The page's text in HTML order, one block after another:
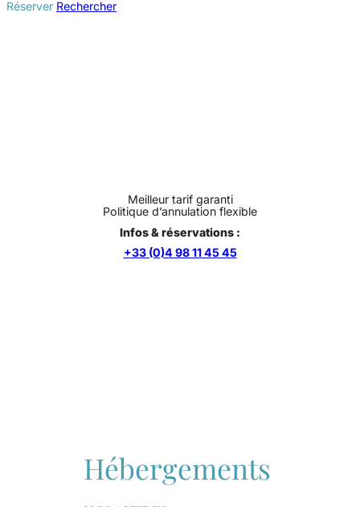
Réserver Rechercher
Meilleur tarif garanti
Politique d’annulation flexible
Infos & réservations :
+33 (0)4 98 11 45 45
Hébergements